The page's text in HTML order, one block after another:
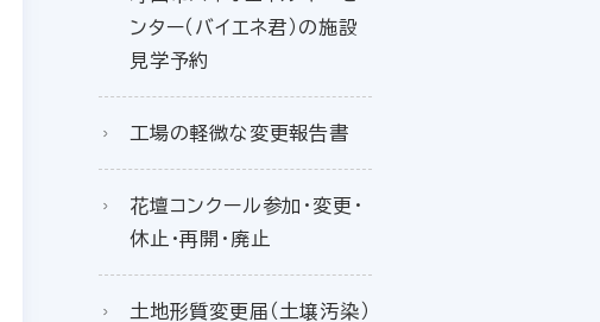
ンター（バイエネ君）の施設
見学予約
工場の軽微な変更報告書
花壇コンクール参加・変更・
休止・再開・廃止
土地形質変更届（土壌汚染）